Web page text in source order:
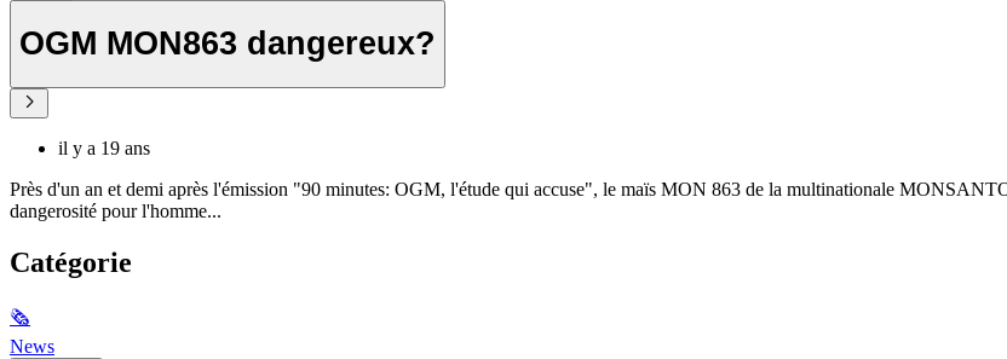
OGM MON863 dangereux?
il y a 19 ans
Près d'un an et demi après l'émission "90 minutes: OGM, l'étude qui accuse", le maïs MON 863 de la multinationale
dangerosité pour l'homme...
Catégorie
🗞
News